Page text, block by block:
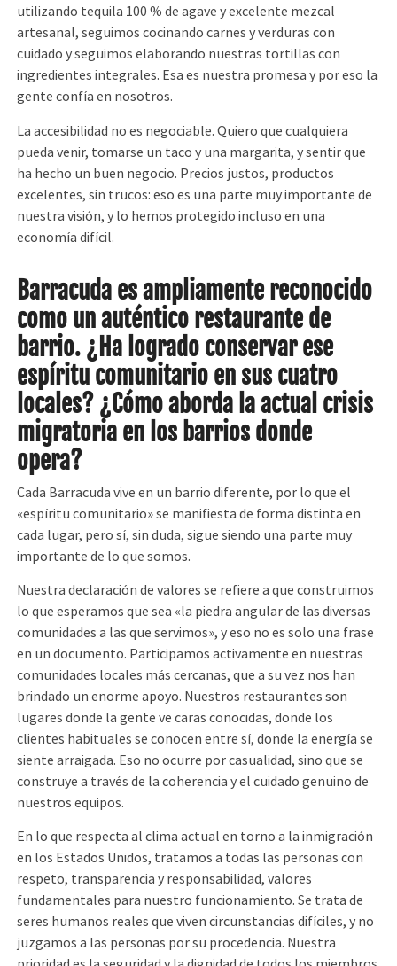
utilizando tequila 100 % de agave y excelente mezcal
artesanal, seguimos cocinando carnes y verduras con
cuidado y seguimos elaborando nuestras tortillas con
ingredientes integrales. Esa es nuestra promesa y por eso la
gente confía en nosotros.
La accesibilidad no es negociable. Quiero que cualquiera
pueda venir, tomarse un taco y una margarita, y sentir que
ha hecho un buen negocio. Precios justos, productos
excelentes, sin trucos: eso es una parte muy importante de
nuestra visión, y lo hemos protegido incluso en una
economía difícil.
Barracuda es ampliamente reconocido
como un auténtico restaurante de
barrio. ¿Ha logrado conservar ese
espíritu comunitario en sus cuatro
locales? ¿Cómo aborda la actual crisis
migratoria en los barrios donde
opera?
Cada Barracuda vive en un barrio diferente, por lo que el
«espíritu comunitario» se manifiesta de forma distinta en
cada lugar, pero sí, sin duda, sigue siendo una parte muy
importante de lo que somos.
Nuestra declaración de valores se refiere a que construimos
lo que esperamos que sea «la piedra angular de las diversas
comunidades a las que servimos», y eso no es solo una frase
en un documento. Participamos activamente en nuestras
comunidades locales más cercanas, que a su vez nos han
brindado un enorme apoyo. Nuestros restaurantes son
lugares donde la gente ve caras conocidas, donde los
clientes habituales se conocen entre sí, donde la energía se
siente arraigada. Eso no ocurre por casualidad, sino que se
construye a través de la coherencia y el cuidado genuino de
nuestros equipos.
En lo que respecta al clima actual en torno a la inmigración
en los Estados Unidos, tratamos a todas las personas con
respeto, transparencia y responsabilidad, valores
fundamentales para nuestro funcionamiento. Se trata de
seres humanos reales que viven circunstancias difíciles, y no
juzgamos a las personas por su procedencia. Nuestra